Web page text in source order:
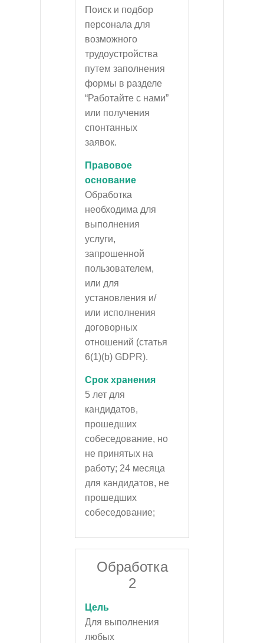
Поиск и подбор
персонала для
возможного
трудоустройства
путем заполнения
формы в разделе
“Работайте с нами”
или получения
спонтанных
заявок.
Правовое
основание
Обработка
необходима для
выполнения
услуги,
запрошенной
пользователем,
или для
установления и/
или исполнения
договорных
отношений (статья
6(1)(b) GDPR).
Срок хранения
5 лет для
кандидатов,
прошедших
собеседование, но
не принятых на
работу; 24 месяца
для кандидатов, не
прошедших
собеседование;
Обработка
2
Цель
Для выполнения
любых